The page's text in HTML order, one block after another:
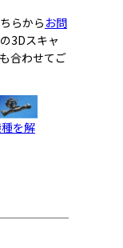
らから お問
3Dスキャ
合わせてご
を解